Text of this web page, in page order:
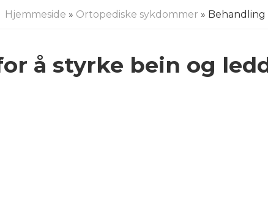
Hjemmeside » Ortopediske sykdommer »
å styrke bein og